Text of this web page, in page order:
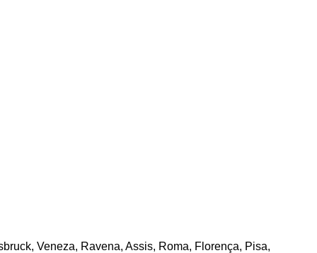
Veneza, Ravena, Assis, Roma, Florença, Pisa,